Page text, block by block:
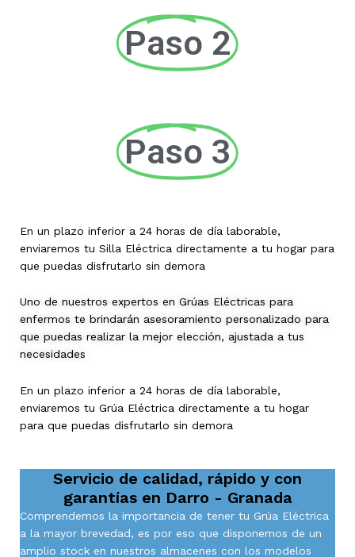
Paso 2
Paso 3
En un plazo inferior a 24 horas de día laborable,
enviaremos tu Silla Eléctrica directamente a tu hogar para
que puedas disfrutarlo sin demora
Uno de nuestros expertos en Grúas Eléctricas para
enfermos te brindarán asesoramiento personalizado para
que puedas realizar la mejor elección, ajustada a tus
necesidades
En un plazo inferior a 24 horas de día laborable,
enviaremos tu Grúa Eléctrica directamente a tu hogar
para que puedas disfrutarlo sin demora
Servicio de calidad, rápido y con
garantías en Darro - Granada
Comprendemos la importancia de tener tu Grúa Eléctrica
a la mayor brevedad, es por eso que disponemos de un
amplio stock en nuestros almacenes con los modelos